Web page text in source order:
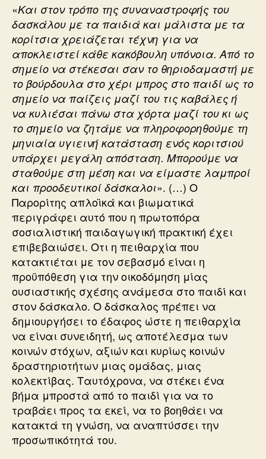
«Και στον τρόπο της συναναστροφής του
δασκάλου με τα παιδιά και μάλιστα με τα
κορίτσια χρειάζεται τέχνη για να
αποκλειστεί κάθε κακόβουλη υπόνοια. Από το
σημείο να στέκεσαι σαν το θηριοδαμαστή με
το βούρδουλα στο χέρι μπρος στο παιδί ως το
σημείο να παίζεις μαζί του τις καβάλες ή
να κυλιέσαι πάνω στα χόρτα μαζί του κι ως
το σημείο να ζητάμε να πληροφορηθούμε τη
μηνιαία υγιεινή κατάσταση ενός κοριτσιού
υπάρχει μεγάλη απόσταση. Μπορούμε να
σταθούμε στη μέση και να είμαστε λαμπροί
και προοδευτικοί δάσκαλοι». (…) Ο
Παρορίτης απλοϊκά και βιωματικά
περιγράφει αυτό που η πρωτοπόρα
σοσιαλιστική παιδαγωγική πρακτική έχει
επιβεβαιώσει. Οτι η πειθαρχία που
κατακτιέται με τον σεβασμό είναι η
προϋπόθεση για την οικοδόμηση μίας
ουσιαστικής σχέσης ανάμεσα στο παιδί και
στον δάσκαλο. Ο δάσκαλος πρέπει να
δημιουργήσει το έδαφος ώστε η πειθαρχία
να είναι συνειδητή, ως αποτέλεσμα των
κοινών στόχων, αξιών και κυρίως κοινών
δραστηριοτήτων μιας ομάδας, μιας
κολεκτίβας. Ταυτόχρονα, να στέκει ένα
βήμα μπροστά από το παιδί για να το
τραβάει προς τα εκεί, να το βοηθάει να
κατακτά τη γνώση, να αναπτύσσει την
προσωπικότητά του.